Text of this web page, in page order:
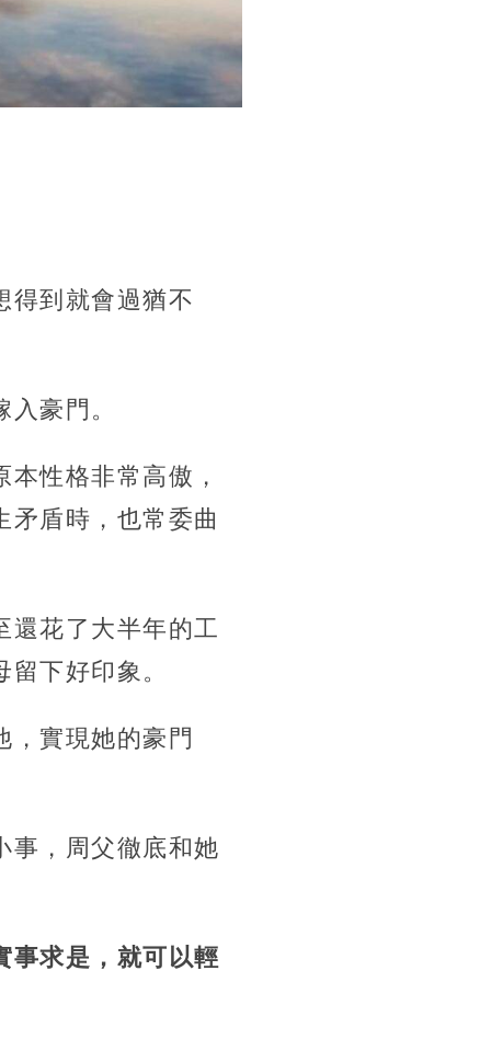
得到就會過猶不
豪門。
性格非常高傲，
矛盾時，也常委曲
還花了大半年的工
下好印象。
，實現她的豪門
事，周父徹底和她
事求是，就可以輕